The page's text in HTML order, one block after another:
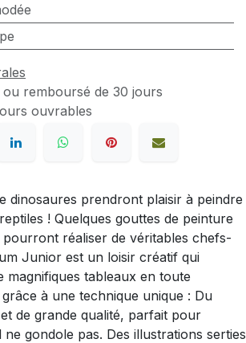
ou remboursé de 30 jours
ouvrables
dinosaures prendront plaisir à peindre
! Quelques gouttes de peinture
réaliser de véritables chefs-
Junior est un loisir créatif qui
magnifiques tableaux en toute
à une technique unique : Du
de grande qualité, parfait pour
ne gondole pas. Des illustrations serties